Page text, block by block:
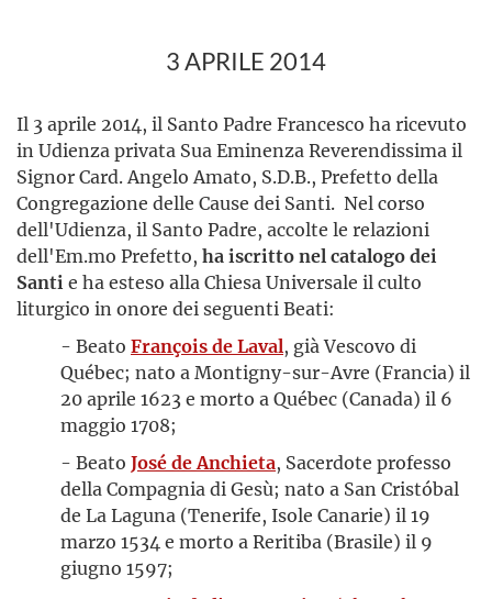
3 APRILE 2014
Il 3 aprile 2014, il Santo Padre Francesco ha ricevuto
in Udienza privata Sua Eminenza Reverendissima il
Signor Card. Angelo Amato, S.D.B., Prefetto della
Congregazione delle Cause dei Santi. Nel corso
dell'Udienza, il Santo Padre, accolte le relazioni
dell'Em.mo Prefetto, ha iscritto nel catalogo dei
Santi e ha esteso alla Chiesa Universale il culto
liturgico in onore dei seguenti Beati:
- Beato François de Laval, già Vescovo di
Québec; nato a Montigny-sur-Avre (Francia) il
20 aprile 1623 e morto a Québec (Canada) il 6
maggio 1708;
- Beato José de Anchieta, Sacerdote professo
della Compagnia di Gesù; nato a San Cristóbal
de La Laguna (Tenerife, Isole Canarie) il 19
marzo 1534 e morto a Reritiba (Brasile) il 9
giugno 1597;